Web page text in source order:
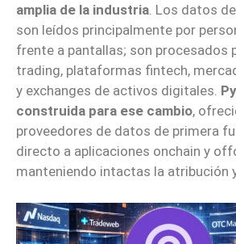
amplia de la industria. Los datos
son leídos principalmente por
frente a pantallas; son procesados
trading, plataformas fintech,
y exchanges de activos digitales.
construida para ese cambio,
proveedores de datos de primera
directo a aplicaciones onchain y
manteniendo intactas la atribución